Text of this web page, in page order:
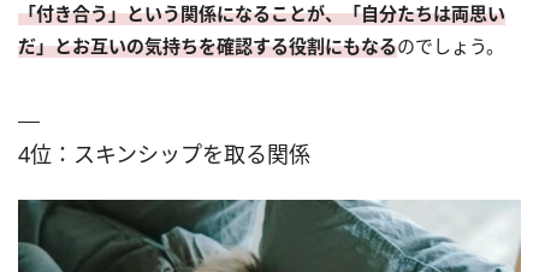
「付き合う」という関係になることが、「自分たちは両思い
だ」とお互いの気持ちを確認する役割にもなるのでしょう。
4位：スキンシップを取る関係